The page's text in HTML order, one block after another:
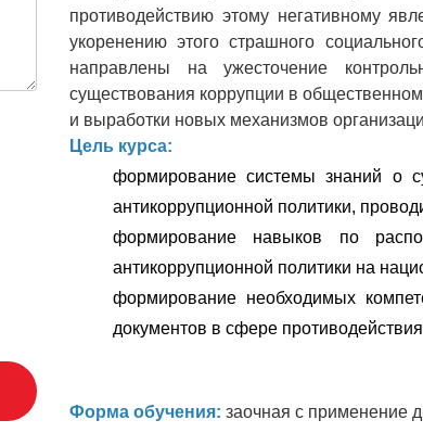
противодействию этому негативному
укоренению этого страшного
направлены на ужесточение
существования коррупции в
и выработки новых механизмов
Цель курса:
формирование системы знаний о
антикоррупционной политики,
формирование навыков по
антикоррупционной политики на
формирование необходимых
документов в сфере
Форма обучения: заочная с применение